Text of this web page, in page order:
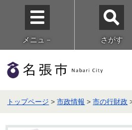
メニュ－ さがす
トップページ >市政情報 >市の行財政